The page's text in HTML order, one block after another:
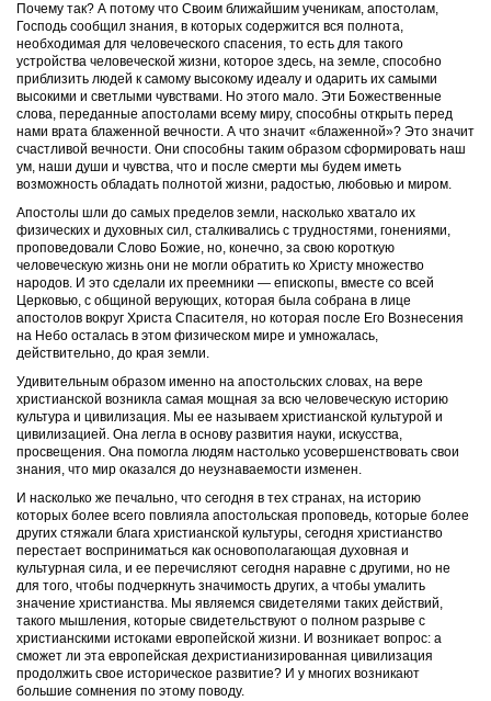
Почему так? А потому что Своим ближайшим ученикам, апостолам,
Господь сообщил знания, в которых содержится вся полнота,
необходимая для человеческого спасения, то есть для такого
устройства человеческой жизни, которое здесь, на земле, способно
приблизить людей к самому высокому идеалу и одарить их самыми
высокими и светлыми чувствами. Но этого мало. Эти Божественные
слова, переданные апостолами всему миру, способны открыть перед
нами врата блаженной вечности. А что значит «блаженной»? Это значит
счастливой вечности. Они способны таким образом сформировать наш
ум, наши души и чувства, что и после смерти мы будем иметь
возможность обладать полнотой жизни, радостью, любовью и миром.
Апостолы шли до самых пределов земли, насколько хватало их
физических и духовных сил, сталкивались с трудностями, гонениями,
проповедовали Слово Божие, но, конечно, за свою короткую
человеческую жизнь они не могли обратить ко Христу множество
народов. И это сделали их преемники — епископы, вместе со всей
Церковью, с общиной верующих, которая была собрана в лице
апостолов вокруг Христа Спасителя, но которая после Его Вознесения
на Небо осталась в этом физическом мире и умножалась,
действительно, до края земли.
Удивительным образом именно на апостольских словах, на вере
христианской возникла самая мощная за всю человеческую историю
культура и цивилизация. Мы ее называем христианской культурой и
цивилизацией. Она легла в основу развития науки, искусства,
просвещения. Она помогла людям настолько усовершенствовать свои
знания, что мир оказался до неузнаваемости изменен.
И насколько же печально, что сегодня в тех странах, на историю
которых более всего повлияла апостольская проповедь, которые более
других стяжали блага христианской культуры, сегодня христианство
перестает восприниматься как основополагающая духовная и
культурная сила, и ее перечисляют сегодня наравне с другими, но не
для того, чтобы подчеркнуть значимость других, а чтобы умалить
значение христианства. Мы являемся свидетелями таких действий,
такого мышления, которые свидетельствуют о полном разрыве с
христианскими истоками европейской жизни. И возникает вопрос: а
сможет ли эта европейская дехристианизированная цивилизация
продолжить свое историческое развитие? И у многих возникают
большие сомнения по этому поводу.